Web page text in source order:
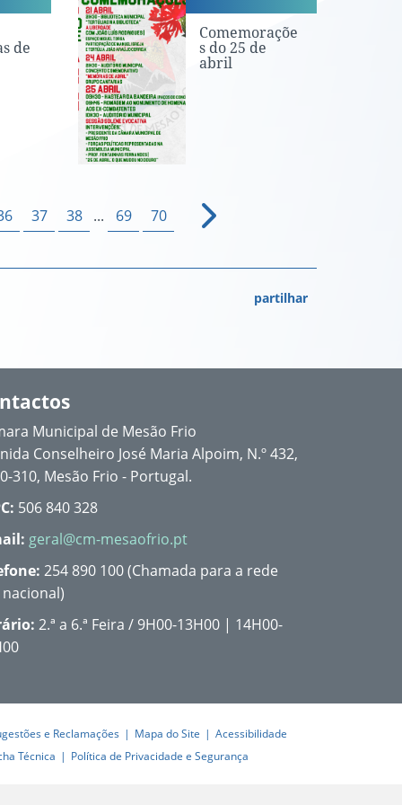
de
Comemoraçõe
s do 25 de
abril
37 38 ... 69 70
partilhar
Municipal de Mesão Frio
Conselheiro José Maria Alpoim, N.º 432,
310, Mesão Frio - Portugal.
506 840 328
geral@cm-mesaofrio.pt
254 890 100 (Chamada para a rede
2.ª a 6.ª Feira / 9H00-13H00 | 14H00-
e Reclamações Mapa do Site
Acessibilidade
Técnica
Política de Privacidade e Segurança